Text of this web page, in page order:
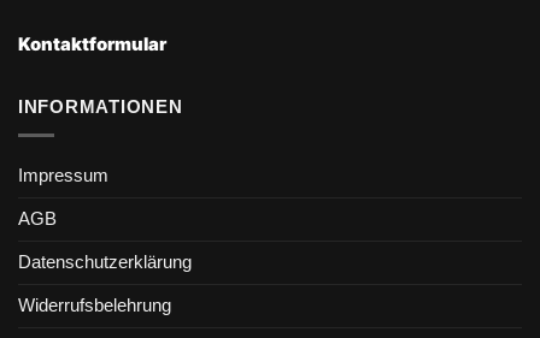
Kontaktformular
INFORMATIONEN
Impressum
AGB
Datenschutzerklärung
Widerrufsbelehrung